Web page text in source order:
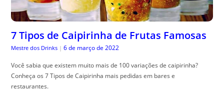
7 Tipos de Caipirinha de Frutas Famosas
Mestre dos Drinks | 6 de março de 2022
Você sabia que existem muito mais de 100 variações de caipirinha?
Conheça os 7 Tipos de Caipirinha mais pedidas em bares e
restaurantes.